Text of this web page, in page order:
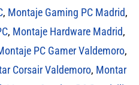
, Montaje Gaming PC Madrid,
, Montaje Hardware Madrid,
PC Gamer Valdemoro,
Corsair Valdemoro, Montar